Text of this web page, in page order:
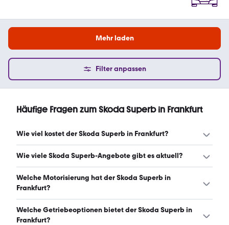
Mehr laden
Filter anpassen
Häufige Fragen zum Skoda Superb in Frankfurt
Wie viel kostet der Skoda Superb in Frankfurt?
Ein guter Preis für einen Skoda Superb in Frankfurt liegt
starten ab 310 € monatlich. (Stand: 6.8.2026)
Wie viele Skoda Superb-Angebote gibt es aktuell?
Es gibt insgesamt 177 Skoda Superb bei mobile.de, davon
148 Gebraucht- und 29 Neuwagen. (Stand: 6.8.2026)
Welche Motorisierung hat der Skoda Superb in
Frankfurt?
Der Skoda Superb in Frankfurt hat Leistungen zwischen
150 und 265 PS. (Stand: 6.8.2026)
Welche Getriebeoptionen bietet der Skoda Superb in
Frankfurt?